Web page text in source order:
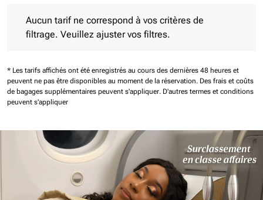
Aucun tarif ne correspond à vos critères de
filtrage. Veuillez ajuster vos filtres.
* Les tarifs affichés ont été enregistrés au cours des dernières 48 heures et
peuvent ne pas être disponibles au moment de la réservation. Des frais et coûts
de bagages supplémentaires peuvent s'appliquer. D'autres termes et conditions
peuvent s'appliquer